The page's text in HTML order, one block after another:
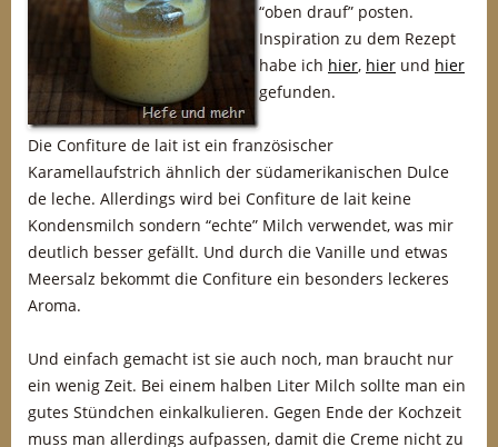
“oben drauf” posten.
Inspiration zu dem Rezept
habe ich hier, hier und hier
gefunden.
Die Confiture de lait ist ein französischer
Karamellaufstrich ähnlich der südamerikanischen Dulce
de leche. Allerdings wird bei Confiture de lait keine
Kondensmilch sondern “echte” Milch verwendet, was mir
deutlich besser gefällt. Und durch die Vanille und etwas
Meersalz bekommt die Confiture ein besonders leckeres
Aroma.
Und einfach gemacht ist sie auch noch, man braucht nur
ein wenig Zeit. Bei einem halben Liter Milch sollte man ein
gutes Stündchen einkalkulieren. Gegen Ende der Kochzeit
muss man allerdings aufpassen, damit die Creme nicht zu